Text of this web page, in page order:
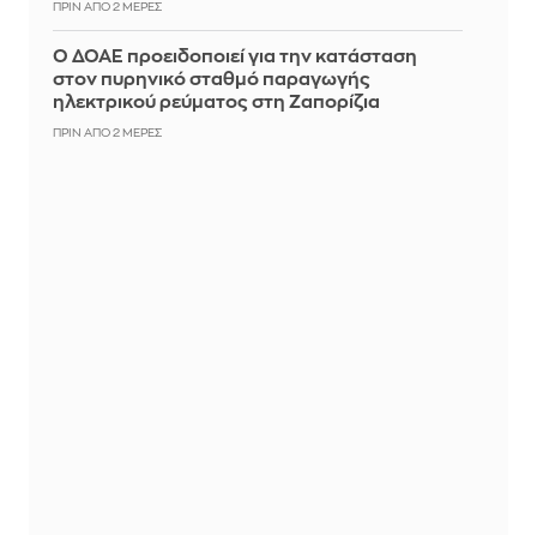
ΠΡΙΝ ΑΠΌ 2 ΜΈΡΕΣ
Ο ΔΟΑΕ προειδοποιεί για την κατάσταση
στον πυρηνικό σταθμό παραγωγής
ηλεκτρικού ρεύματος στη Ζαπορίζια
ΠΡΙΝ ΑΠΌ 2 ΜΈΡΕΣ